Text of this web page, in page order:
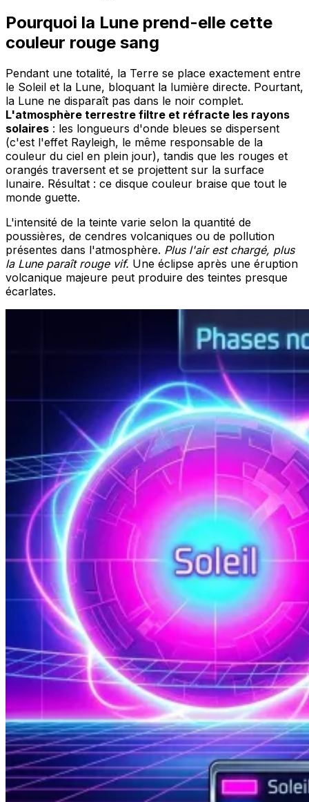
Pourquoi la Lune prend-elle cette
couleur rouge sang
Pendant une totalité, la Terre se place exactement entre
le Soleil et la Lune, bloquant la lumière directe. Pourtant,
la Lune ne disparaît pas dans le noir complet.
L'atmosphère terrestre filtre et réfracte les rayons
solaires : les longueurs d'onde bleues se dispersent
(c'est l'effet Rayleigh, le même responsable de la
couleur du ciel en plein jour), tandis que les rouges et
orangés traversent et se projettent sur la surface
lunaire. Résultat : ce disque couleur braise que tout le
monde guette.
L'intensité de la teinte varie selon la quantité de
poussières, de cendres volcaniques ou de pollution
présentes dans l'atmosphère. Plus l'air est chargé, plus
la Lune paraît rouge vif. Une éclipse après une éruption
volcanique majeure peut produire des teintes presque
écarlates.